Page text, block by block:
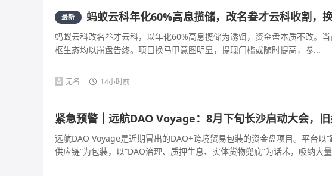
最新 蚂蚁云科年化60%高息揽储，改名叁才云科收割，
蚂蚁云科改名叁才云科，以年化60%高息揽储为诱饵，资金盘本质不改。
枢生态均以崩盘告终。项目换马甲意图明显，提现门槛或随时提高，参...
无名 14小时前
紧急预警｜远航DAO Voyage：8月下旬长沙启动大会，
远航DAO Voyage是近期冒出的DAO+跨境贸易包装的资金盘项目。平台以
供应链”为包装，以“DAO治理、质押生息、实体货物兜底”为话术，吸纳大